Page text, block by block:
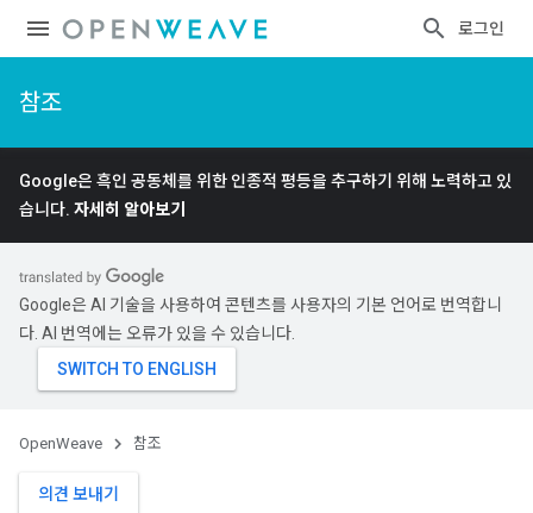
로그인
참조
Google은 흑인 공동체를 위한 인종적 평등을 추구하기 위해 노력하고 있
습니다. 자세히 알아보기
Google은 AI 기술을 사용하여 콘텐츠를 사용자의 기본 언어로 번역합니
다. AI 번역에는 오류가 있을 수 있습니다.
OpenWeave 참조
의견 보내기